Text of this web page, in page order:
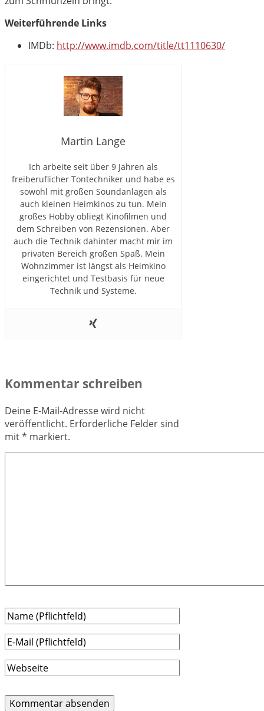
Weiterführende Links
IMDb: http://www.imdb.com/title/tt1110630/
Martin Lange
Ich arbeite seit über 9 Jahren als
freiberuflicher Tontechniker und habe es
sowohl mit großen Soundanlagen als
auch kleinen Heimkinos zu tun. Mein
großes Hobby obliegt Kinofilmen und
dem Schreiben von Rezensionen. Aber
auch die Technik dahinter macht mir im
privaten Bereich großen Spaß. Mein
Wohnzimmer ist längst als Heimkino
eingerichtet und Testbasis für neue
Technik und Systeme.
Kommentar schreiben
Deine E-Mail-Adresse wird nicht
veröffentlicht. Erforderliche Felder sind
mit* markiert.